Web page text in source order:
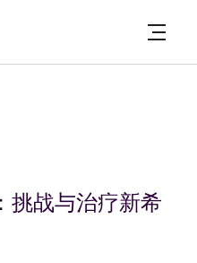
挑战与治疗新希